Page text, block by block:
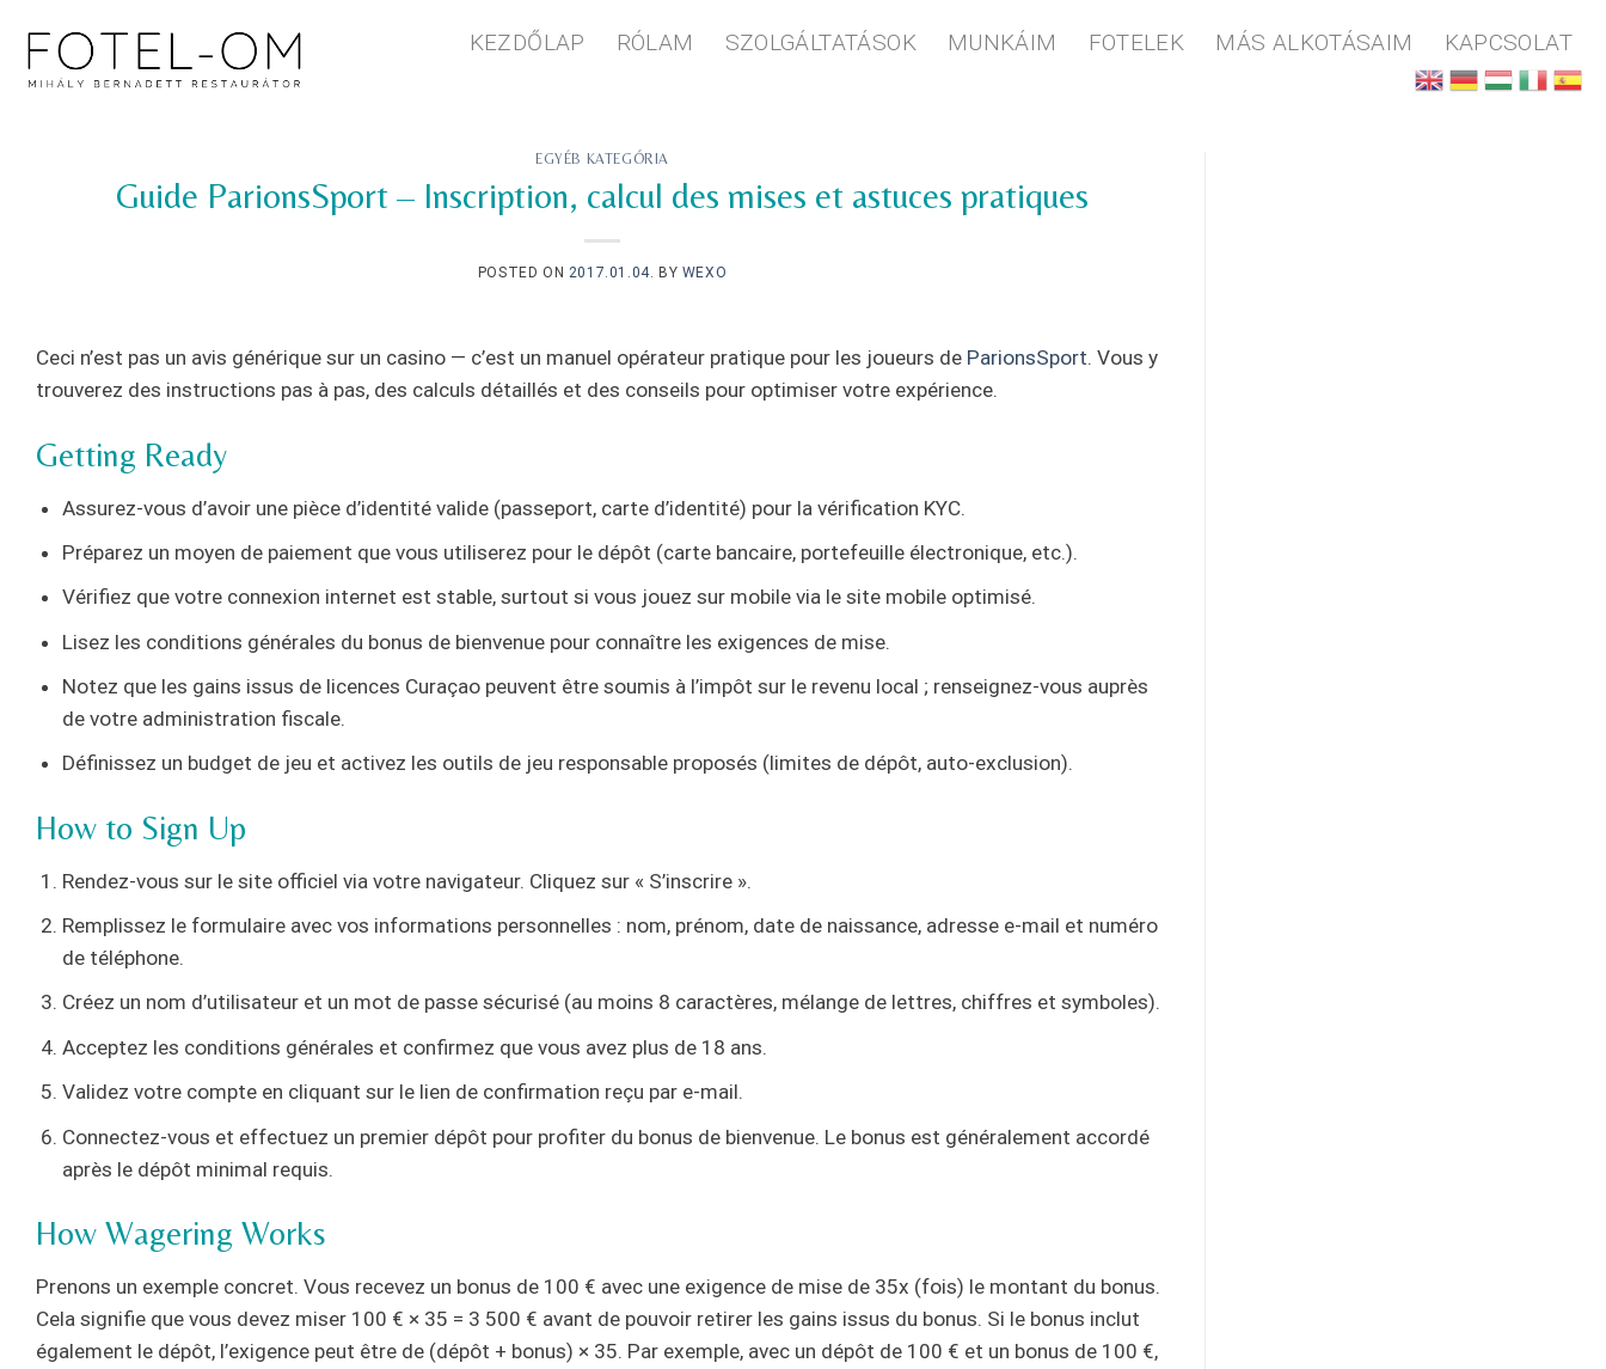
content
KEZDŐLAP RÓLAM SZOLGÁLTATÁSOK MUNKÁIM FOTELEK MÁS ALKOTÁSAIM KAPCSOLAT
EGYÉB KATEGÓRIA
Guide ParionsSport – Inscription, calcul des mises et astuces pratiques
POSTED ON 2017.01.04. BY WEXO
Ceci n’est pas un avis générique sur un casino — c’est un manuel opérateur pratique pour les joueurs de ParionsSport. Vous y
trouverez des instructions pas à pas, des calculs détaillés et des conseils pour optimiser votre expérience.
Getting Ready
Assurez-vous d’avoir une pièce d’identité valide (passeport, carte d’identité) pour la vérification KYC.
Préparez un moyen de paiement que vous utiliserez pour le dépôt (carte bancaire, portefeuille électronique, etc.).
Vérifiez que votre connexion internet est stable, surtout si vous jouez sur mobile via le site mobile optimisé.
Lisez les conditions générales du bonus de bienvenue pour connaître les exigences de mise.
Notez que les gains issus de licences Curaçao peuvent être soumis à l’impôt sur le revenu local ; renseignez-vous auprès
de votre administration fiscale.
Définissez un budget de jeu et activez les outils de jeu responsable proposés (limites de dépôt, auto-exclusion).
How to Sign Up
Rendez-vous sur le site officiel via votre navigateur. Cliquez sur « S’inscrire ».
Remplissez le formulaire avec vos informations personnelles : nom, prénom, date de naissance, adresse e-mail et numéro
de téléphone.
Créez un nom d’utilisateur et un mot de passe sécurisé (au moins 8 caractères, mélange de lettres, chiffres et symboles).
Acceptez les conditions générales et confirmez que vous avez plus de 18 ans.
Validez votre compte en cliquant sur le lien de confirmation reçu par e-mail.
Connectez-vous et effectuez un premier dépôt pour profiter du bonus de bienvenue. Le bonus est généralement accordé
après le dépôt minimal requis.
How Wagering Works
Prenons un exemple concret. Vous recevez un bonus de 100 € avec une exigence de mise de 35x (fois) le montant du bonus.
Cela signifie que vous devez miser 100 € × 35 = 3 500 € avant de pouvoir retirer les gains issus du bonus. Si le bonus inclut
également le dépôt, l’exigence peut être de (dépôt + bonus) × 35. Par exemple, avec un dépôt de 100 € et un bonus de 100 €,